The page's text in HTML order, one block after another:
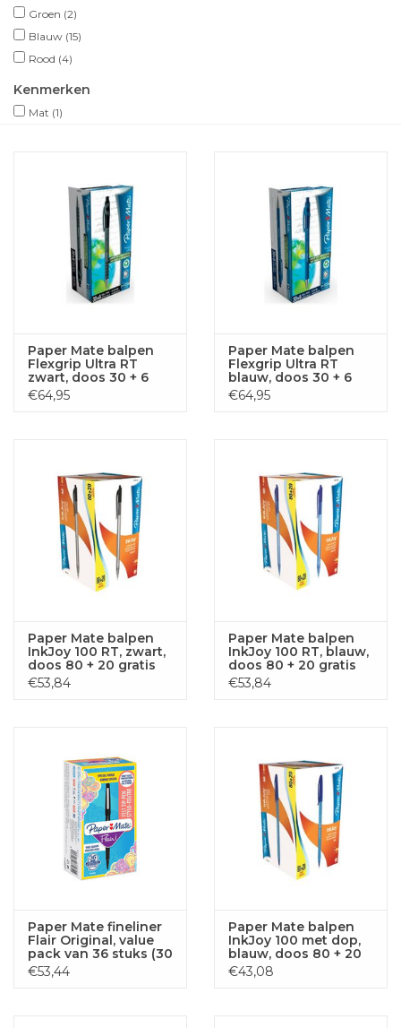
Groen (2)
Blauw (15)
Rood (4)
Kenmerken
Mat (1)
Paper Mate balpen
Flexgrip Ultra RT
zwart, doos 30 + 6
stuks gratis
€64,95
Paper Mate balpen
Flexgrip Ultra RT
blauw, doos 30 + 6
stuks gratis
€64,95
Paper Mate balpen
InkJoy 100 RT, zwart,
doos 80 + 20 gratis
€53,84
Paper Mate balpen
InkJoy 100 RT, blauw,
doos 80 + 20 gratis
€53,84
Paper Mate fineliner
Flair Original, value
pack van 36 stuks (30
+ 6 gratis), zwart
€53,44
Paper Mate balpen
InkJoy 100 met dop,
blauw, doos 80 + 20
gratis
€43,08